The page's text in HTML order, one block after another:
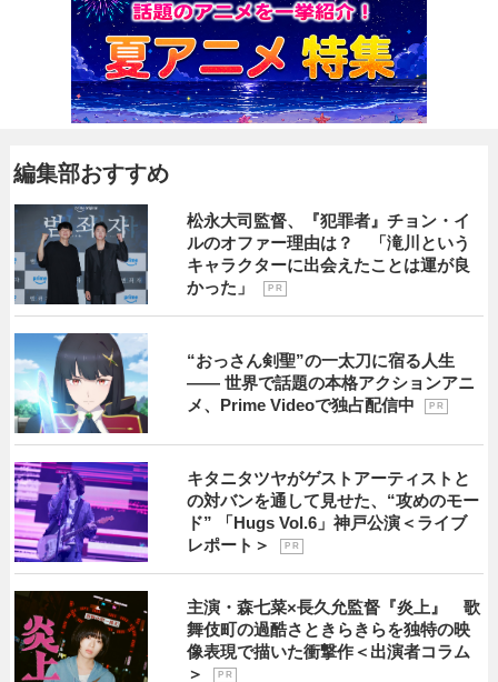
編集部おすすめ
松永大司監督、『犯罪者』チョン・イ
ルのオファー理由は？ 「滝川という
キャラクターに出会えたことは運が良
かった」
P R
“おっさん剣聖”の一太刀に宿る人生
―― 世界で話題の本格アクションアニ
メ、Prime Videoで独占配信中
P R
キタニタツヤがゲストアーティストと
の対バンを通して見せた、“攻めのモー
ド” 「Hugs Vol.6」神戸公演＜ライブ
レポート＞
P R
主演・森七菜×長久允監督『炎上』 歌
舞伎町の過酷さときらきらを独特の映
像表現で描いた衝撃作＜出演者コラム
＞
P R